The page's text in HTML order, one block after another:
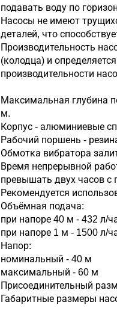
подавать воду по
Насосы не имеют
деталей, что
Производительность
(колодца) и
производительности
Максимальная глубина
м.
Корпус - алюминиевые
Рабочий поршень -
Обмотка вибратора
Время непрерывной
превышать двух часов
Рекомендуется
Объёмная подача:
при напоре 40 м - 432 л/
при напоре 1 м - 1500 л/
Напор:
номинальный - 40 м
максимальный - 60 м
Присоединительный
Габаритные размеры